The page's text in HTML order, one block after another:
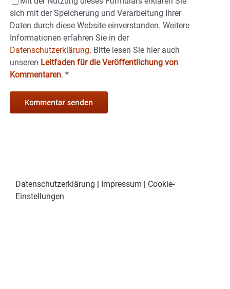
sich mit der Speicherung und Verarbeitung Ihrer
Daten durch diese Website einverstanden. Weitere
Informationen erfahren Sie in der
Datenschutzerklärung. Bitte lesen Sie hier auch
unseren Leitfaden für die Veröffentlichung von
Kommentaren. *
Datenschutzerklärung | Impressum | Cookie-
Einstellungen